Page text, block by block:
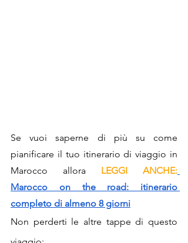
Se vuoi saperne di più su come
pianificare il tuo itinerario di viaggio in
Marocco allora LEGGI ANCHE:
Marocco on the road: itinerario
completo di almeno 8 giorni
Non perderti le altre tappe di questo